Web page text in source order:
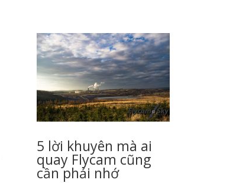
5 lời khuyên mà ai
quay Flycam cũng
cần phải nhớ